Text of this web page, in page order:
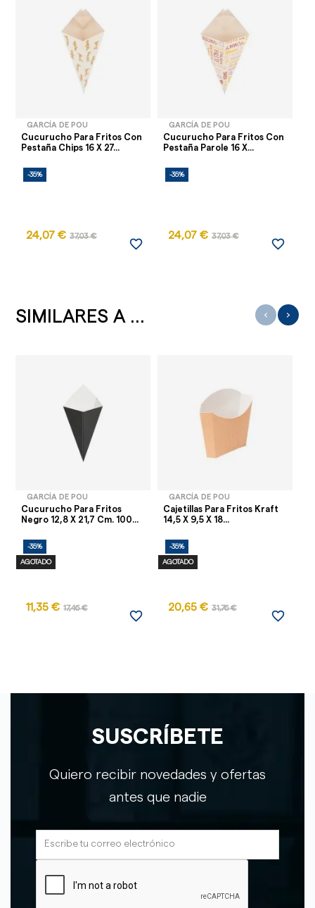
GARCÍA DE POU
Cucurucho Para Fritos Con
Pestaña Chips 16 X 27...
-35%
24,07 € 37,03 €
favorite_border
GARCÍA DE POU
Cucurucho Para Fritos Con
Pestaña Parole 16 X...
-35%
24,07 € 37,03 €
favorite_border
SIMILARES A ...
GARCÍA DE POU
Cucurucho Para Fritos
Negro 12,8 X 21,7 Cm. 100...
-35%
AGOTADO
11,35 € 17,46 €
favorite_border
GARCÍA DE POU
Cajetillas Para Fritos Kraft
14,5 X 9,5 X 18...
-35%
AGOTADO
20,65 € 31,76 €
favorite_border
‹ ›
SUSCRÍBETE
Quiero recibir novedades y ofertas
antes que nadie